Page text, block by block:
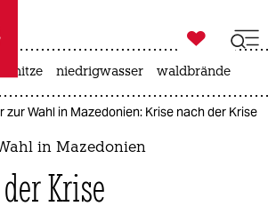
taz zahl ich
taz zahl ich

taz zahl ich
hitze niedrigwasser waldbrände
zur Wahl in Mazedonien: Krise nach der Krise
in Mazedonien
Krise